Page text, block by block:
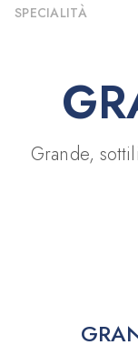
SPECIALITÀ
Grande,